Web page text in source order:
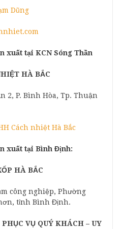
Dũng
xuất tại KCN Sóng Thần
HÀ BẮC
2, P. Bình Hòa, Tp. Thuận
Cách nhiệt Hà Bắc
xuất tại Bình Định:
HÀ BẮC
công nghiệp, Phường
tỉnh Bình Định.
VỤ QUÝ KHÁCH – UY